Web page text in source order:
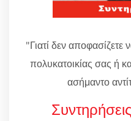
"Γιατί δεν
πολυκατοικίας σας ή
ασήμαντο